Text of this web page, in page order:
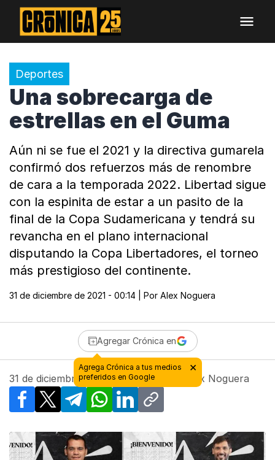
Deportes
Una sobrecarga de
estrellas en el Guma
Aún ni se fue el 2021 y la directiva gumarela
confirmó dos refuerzos más de renombre
de cara a la temporada 2022. Libertad sigue
con la espinita de estar a un pasito de la
final de la Copa Sudamericana y tendrá su
revancha en el plano internacional
disputando la Copa Libertadores, el torneo
más prestigioso del continente.
31 de diciembre de 2021 - 00:14 | Por Alex Noguera
Agregar Crónica en
Agrega Crónica a tus medios
preferidos en Google
×
31 de diciembre de 2021 - 00:14 Alex Noguera
Facebook
X TelegramWhatsApp
LinkedInCopy link